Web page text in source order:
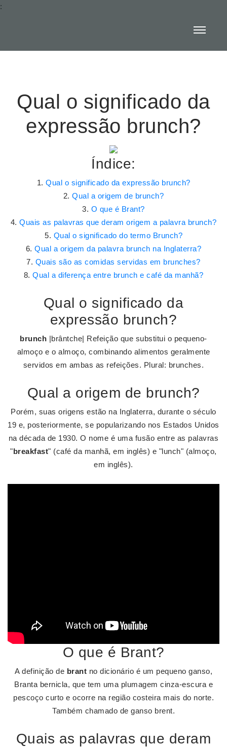
:
Qual o significado da
expressão brunch?
Índice:
Qual o significado da expressão brunch?
Qual a origem de brunch?
O que é Brant?
Quais as palavras que deram origem a palavra brunch?
Qual o significado do termo Brunch?
Qual a origem da palavra brunch na Inglaterra?
Quais são as comidas servidas em brunches?
Qual a diferença entre brunch e café da manhã?
Qual o significado da
expressão brunch?
brunch |brântche| Refeição que substitui o pequeno-
almoço e o almoço, combinando alimentos geralmente
servidos em ambas as refeições. Plural: brunches.
Qual a origem de brunch?
Porém, suas origens estão na Inglaterra, durante o século
19 e, posteriormente, se popularizando nos Estados Unidos
na década de 1930. O nome é uma fusão entre as palavras
"breakfast" (café da manhã, em inglês) e "lunch" (almoço,
em inglês).
O que é Brant?
A definição de brant no dicionário é um pequeno ganso,
Branta bernicla, que tem uma plumagem cinza-escura e
pescoço curto e ocorre na região costeira mais do norte.
Também chamado de ganso brent.
Quais as palavras que deram